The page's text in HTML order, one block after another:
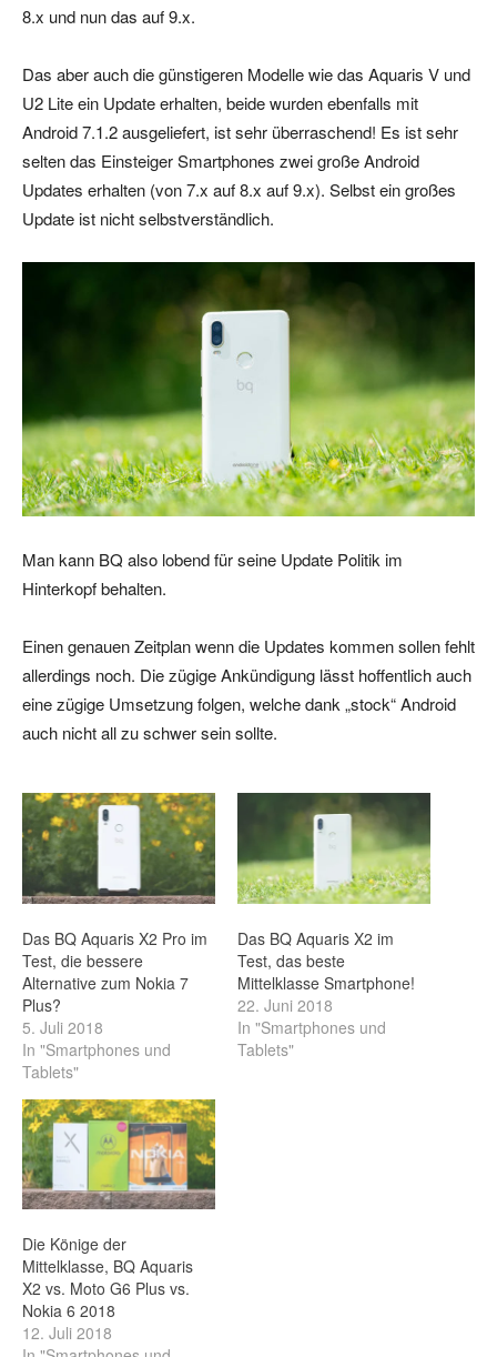
8.x und nun das auf 9.x.
Das aber auch die günstigeren Modelle wie das Aquaris V und
U2 Lite ein Update erhalten, beide wurden ebenfalls mit
Android 7.1.2 ausgeliefert, ist sehr überraschend! Es ist sehr
selten das Einsteiger Smartphones zwei große Android
Updates erhalten (von 7.x auf 8.x auf 9.x). Selbst ein großes
Update ist nicht selbstverständlich.
Man kann BQ also lobend für seine Update Politik im
Hinterkopf behalten.
Einen genauen Zeitplan wenn die Updates kommen sollen fehlt
allerdings noch. Die zügige Ankündigung lässt hoffentlich auch
eine zügige Umsetzung folgen, welche dank „stock“ Android
auch nicht all zu schwer sein sollte.
Das BQ Aquaris X2 Pro im
Test, die bessere
Alternative zum Nokia 7
Plus?
5. Juli 2018
In "Smartphones und
Tablets"
Das BQ Aquaris X2 im
Test, das beste
Mittelklasse Smartphone!
22. Juni 2018
In "Smartphones und
Tablets"
Die Könige der
Mittelklasse, BQ Aquaris
X2 vs. Moto G6 Plus vs.
Nokia 6 2018
12. Juli 2018